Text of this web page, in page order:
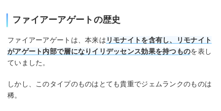
ファイアーアゲートの歴史
ファイアーアゲートは、本来は リモナイトを含有し、リモナイト
がアゲート内部で層になりイリデッセンス効果を持つものを表し
ていました。
しかし、このタイプのものはとても貴重でジェムランクのものは
稀。